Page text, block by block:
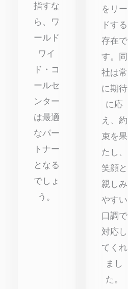
指すな
ら、ワ
ールド
ワイ
ド・コ
ールセ
ンター
は最適
なパー
トナー
となる
でしょ
う。
をリー
ドする
存在で
す。同
社は常
に期待
に応
え、約
束を果
たし、
笑顔と
親しみ
やすい
口調で
対応し
てくれ
まし
た。